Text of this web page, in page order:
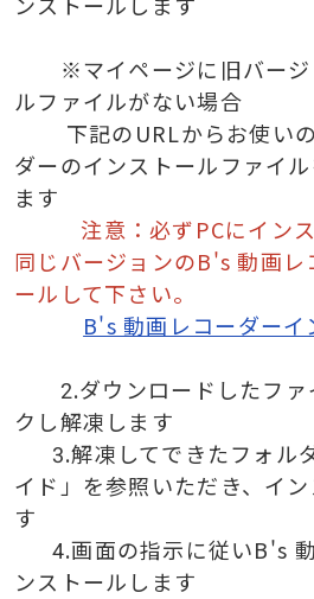
※マイページに旧バー
ルファイルがない場合
下記のURLからお使い
ダーのインストールファイ
ます
注意：必ずPCにイン
同じバージョンのB's 動画レ
ールして下さい。
B's 動画レコーダー
2.ダウンロードしたファ
クし解凍します
3.解凍してできたフォル
イド」を参照いただき、イ
す
4.画面の指示に従いB's 動
ンストールします